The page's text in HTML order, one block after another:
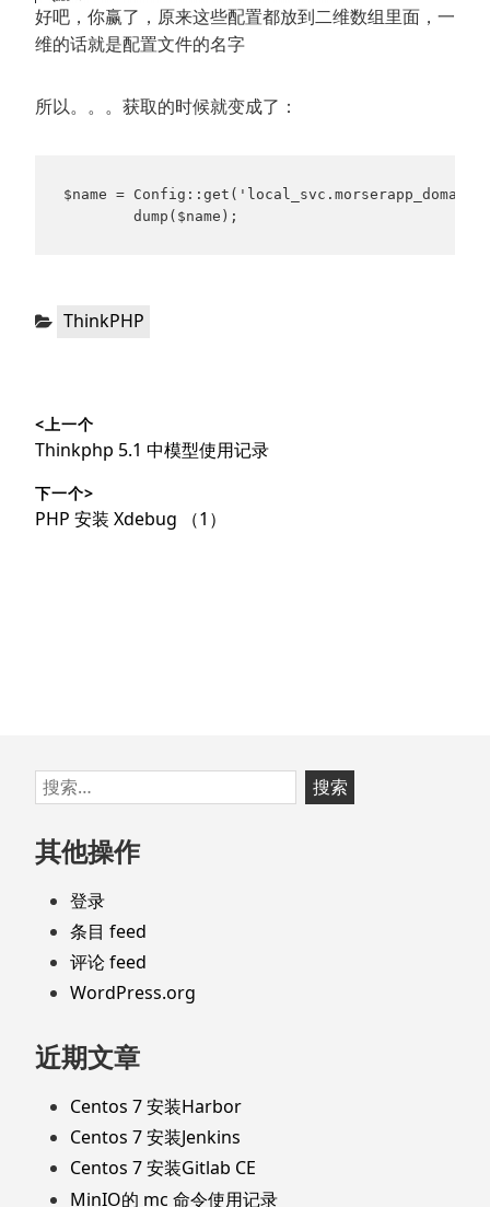
好吧，你赢了，原来这些配置都放到二维数组里面，一
维的话就是配置文件的名字
所以。。。获取的时候就变成了：
$name =
        dump($name);
分 ThinkPHP
章
导
航
<上一个
上
文
章：
Thinkphp 5.1 中模型使用记录
下一个>
下
PHP 安装 Xdebug （1）
跳
至
页
脚
搜
索：
其他操作
登录
条目 feed
评论 feed
WordPress.org
近期文章
Centos 7 安装Harbor
Centos 7 安装Jenkins
Centos 7 安装Gitlab CE
MinIO的 mc 命令使用记录